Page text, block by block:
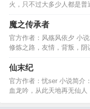
火，只不过大多少人都是
都怀有强大的异火.....…
魔之传承者
官方作者：风殇风依夕 小
修炼之路，友情，背叛，
冷暖，谱写一曲悲歌。…
仙末纪
官方作者：忧ser 小说简介
血龙吟，从此天地再无仙